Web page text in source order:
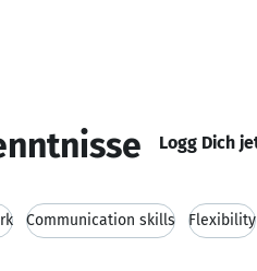
Logg Dich
Communication skills Flexibility